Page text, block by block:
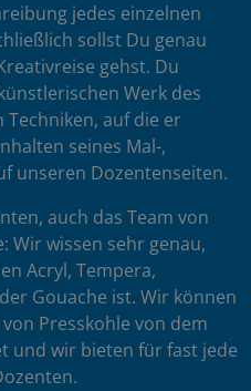
jedes einzelnen
sollst Du genau
gehst. Du
Werk des
Techniken, auf die er
seines Mal-,
unseren Dozentenseiten.
auch das Team von
Wir wissen sehr genau,
Acryl, Tempera,
Gouache ist. Wir können
Presskohle von dem
und wir bieten für fast jede